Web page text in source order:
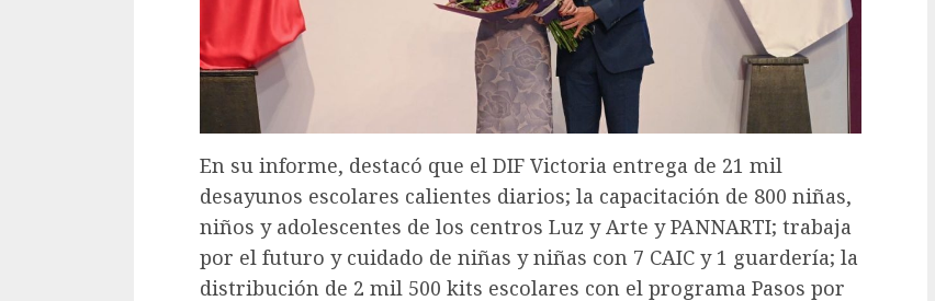
En su informe, destacó que el DIF Victoria entrega de 21 mil
desayunos escolares calientes diarios; la capacitación de 800 niñas,
niños y adolescentes de los centros Luz y Arte y PANNARTI; trabaja
por el futuro y cuidado de niñas y niñas con 7 CAIC y 1 guardería; la
distribución de 2 mil 500 kits escolares con el programa Pasos por